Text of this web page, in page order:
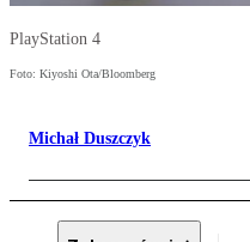
PlayStation 4
Foto: Kiyoshi Ota/Bloomberg
Michał Duszczyk